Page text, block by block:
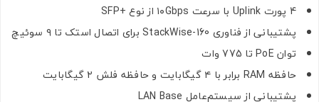
4 پورت Uplink با سرعت ۱۰Gbps از نوع +SFP
پشتیبانی از فناوری StackWise-160 برای اتصال استک تا ۹ سوئیچ
توان PoE تا 775 وات
حافظه RAM برابر با ۴ گیگابایت و حافظه فلش ۲ گیگابایت
پشتیبانی از سیستم‌عامل LAN Base